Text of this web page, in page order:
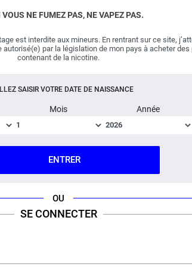
VOUS NE FUMEZ PAS, NE VAPEZ PAS.
est interdite aux mineurs. En rentrant sur ce site,
autorisé(e) par la législation de mon pays à acheter des
contenant de la nicotine.
SAISIR VOTRE DATE DE NAISSANCE
Mois Année
ENTRER
OU
SE CONNECTER
Big Papa! Le fabricant généreux s'est
pour nous préparer un dessert
saveurs automnales. Sur un fond de
émiettés, il a déposé un peu de
; Dosage PG/VG : 50% / 50%.